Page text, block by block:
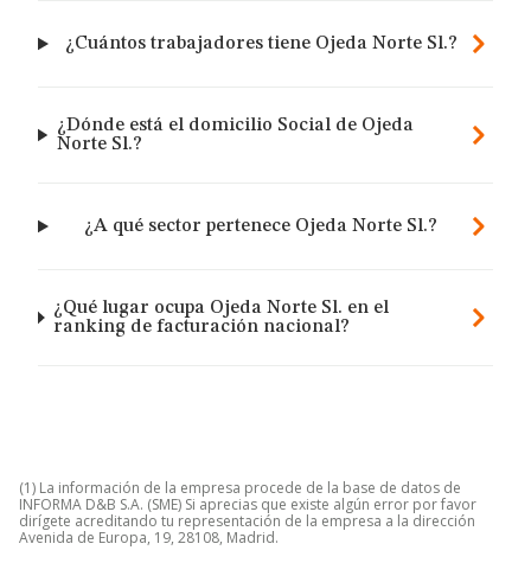
¿Cuántos trabajadores tiene Ojeda Norte Sl.?
¿Dónde está el domicilio Social de Ojeda
Norte Sl.?
¿A qué sector pertenece Ojeda Norte Sl.?
¿Qué lugar ocupa Ojeda Norte Sl. en el
ranking de facturación nacional?
(1) La información de la empresa procede de la base de datos de
INFORMA D&B S.A. (SME) Si aprecias que existe algún error por favor
dirígete acreditando tu representación de la empresa a la dirección
Avenida de Europa, 19, 28108, Madrid.